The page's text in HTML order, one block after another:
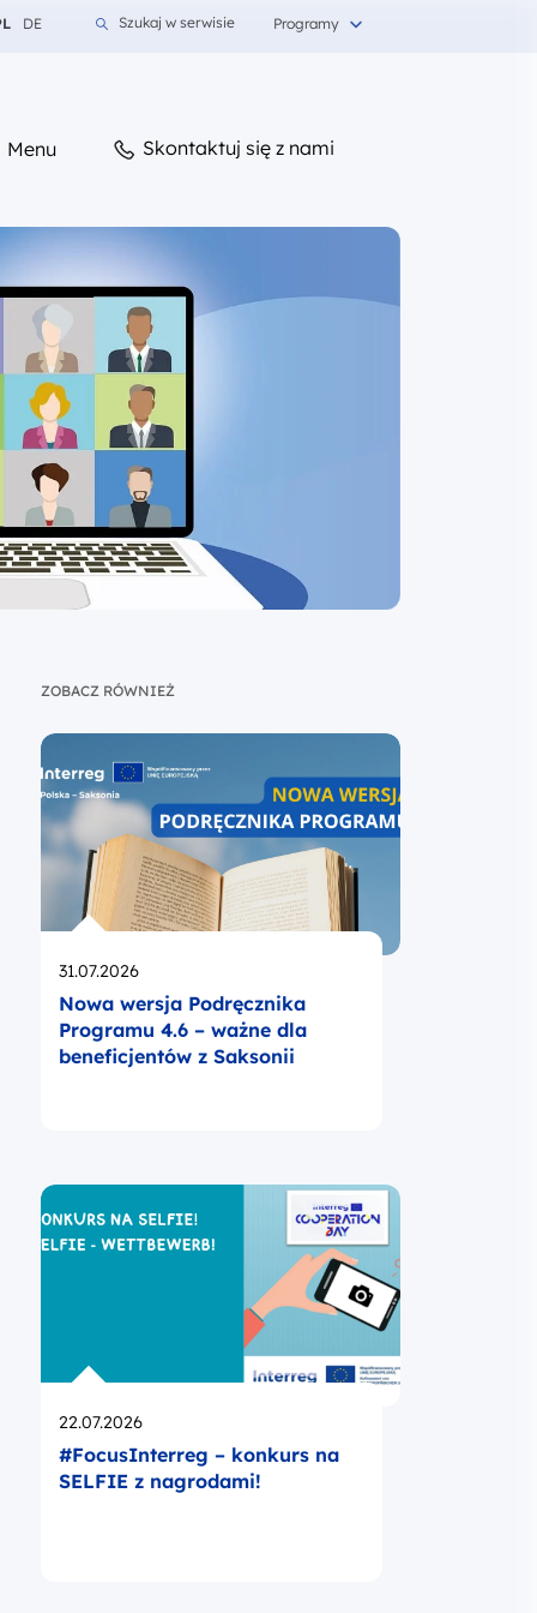
język na Polski
Zmień język na Niemiecki
DE Szukaj w serwisie Programy
Menu Skontaktuj się z nami
ZOBACZ RÓWNIEŻ
Opublikowano
31.07.2026
Nowa wersja Podręcznika
Programu 4.6 – ważne dla
beneficjentów z Saksonii
Opublikowano
22.07.2026
#FocusInterreg – konkurs na
SELFIE z nagrodami!